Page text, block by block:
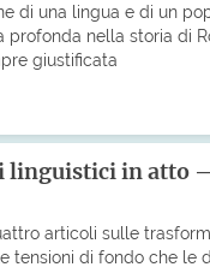
di una lingua e di un
profonda nella storia di
giustificata
linguistici in atto
articoli sulle
tensioni di fondo che le